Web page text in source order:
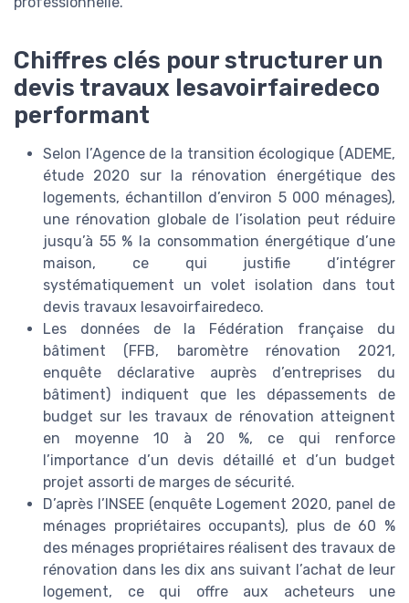
Chiffres clés pour structurer un
devis travaux lesavoirfairedeco
performant
Selon l’Agence de la transition écologique (ADEME,
étude 2020 sur la rénovation énergétique des
logements, échantillon d’environ 5 000 ménages),
une rénovation globale de l’isolation peut réduire
jusqu’à 55 % la consommation énergétique d’une
maison, ce qui justifie d’intégrer
systématiquement un volet isolation dans tout
devis travaux lesavoirfairedeco.
Les données de la Fédération française du
bâtiment (FFB, baromètre rénovation 2021,
enquête déclarative auprès d’entreprises du
bâtiment) indiquent que les dépassements de
budget sur les travaux de rénovation atteignent
en moyenne 10 à 20 %, ce qui renforce
l’importance d’un devis détaillé et d’un budget
projet assorti de marges de sécurité.
D’après l’INSEE (enquête Logement 2020, panel de
ménages propriétaires occupants), plus de 60 %
des ménages propriétaires réalisent des travaux de
rénovation dans les dix ans suivant l’achat de leur
logement, ce qui offre aux acheteurs une